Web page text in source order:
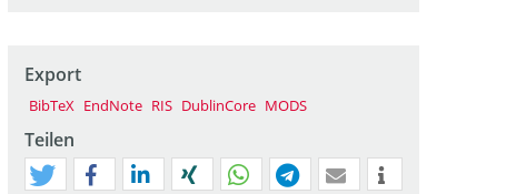
Export
BibTeX EndNote RIS DublinCore MODS
Teilen